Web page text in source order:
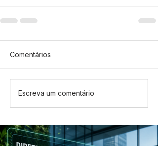
Comentários
Escreva um comentário